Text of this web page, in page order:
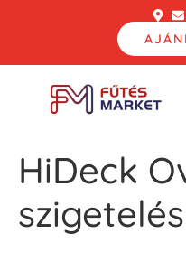
HiDeck
szigetelés